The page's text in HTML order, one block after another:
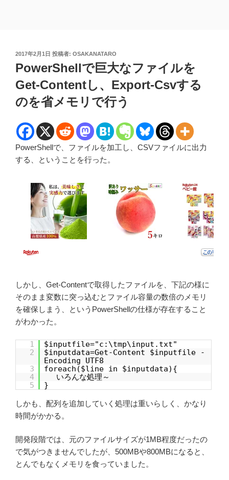
投
稿
日:
2017年2月1日 投稿者: OSAKANATARO
PowerShellで巨大なファイルを
Get-Contentし、Export-Csvする
のを省メモリで行う
PowerShellで、ファイルを加工し、CSVファイルに出力
する、ということを行った。
しかし、Get-Contentで取得したファイルを、下記の様に
そのまま変数に突っ込むとファイル容量の数倍のメモリ
を確保しまう、というPowerShellの仕様が存在すること
がわかった。
1
$inputfile="c:\tmp\input.txt"
2
$inputdata=Get-Content $inputfile -
Encoding UTF8
3
foreach($line in $inputdata){
4
いろんな処理～
5
}
しかも、配列を追加していく処理は重いらしく、かなり
時間がかかる。
開発段階では、元のファイルサイズが1MB程度だったの
で気がつきませんでしたが、500MBや800MBになると、
とんでもなくメモリを食っていました。